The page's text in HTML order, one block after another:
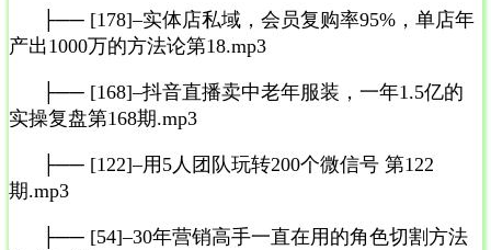
├── [178]–实体店私域，会员复购率95%，单店年
产出1000万的方法论第18.mp3
├── [168]–抖音直播卖中老年服装，一年1.5亿的
实操复盘第168期.mp3
├── [122]–用5人团队玩转200个微信号 第122
期.mp3
├── [54]–30年营销高手一直在用的角色切割方法